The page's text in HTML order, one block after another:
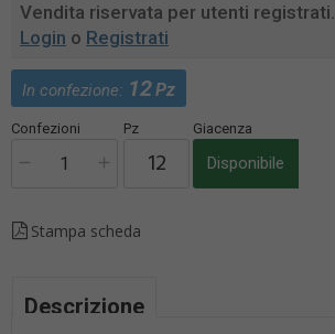
Vendita riservata per utenti registrati.
Login o Registrati
In confezione: 12Pz
Confezioni Pz Giacenza
Disponibile
Stampa scheda
Descrizione